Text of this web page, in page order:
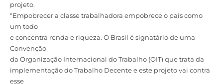
projeto.
“Empobrecer a classe trabalhadora empobrece o país como
um todo
e concentra renda e riqueza. O Brasil é signatário de uma
Convenção
da Organização Internacional do Trabalho (OIT) que trata da
implementação do Trabalho Decente e este projeto vai contra
esse